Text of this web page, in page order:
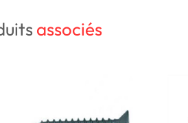
associés